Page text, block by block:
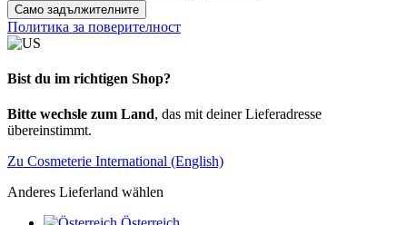
Само задължителните
Политика за поверителност
Bist du im richtigen Shop?
Bitte wechsle zum Land, das mit deiner Lieferadresse
übereinstimmt.
Zu Cosmeterie International (English)
Anderes Lieferland wählen